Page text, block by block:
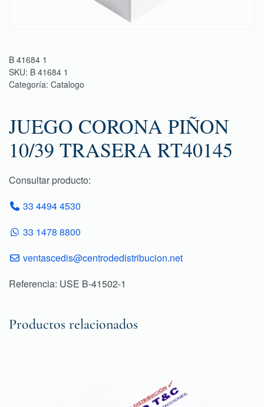
B 41684 1
SKU: B 41684 1
Categoría: Catalogo
JUEGO CORONA PIÑON
10/39 TRASERA RT40145
Consultar producto:
33 4494 4530
33 1478 8800
ventascedis@centrodedistribucion.net
Referencia: USE B-41502-1
Productos relacionados